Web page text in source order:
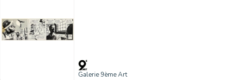
Galerie 9ème Art